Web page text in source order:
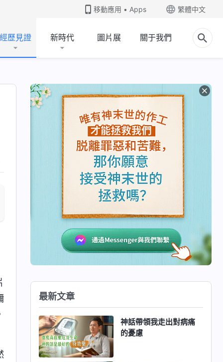
移動應用 • Apps 繁體中文
經歷見證 新時代 圖片展 關于我們
最新文章
神話帶領我走出對病痛
的憂慮